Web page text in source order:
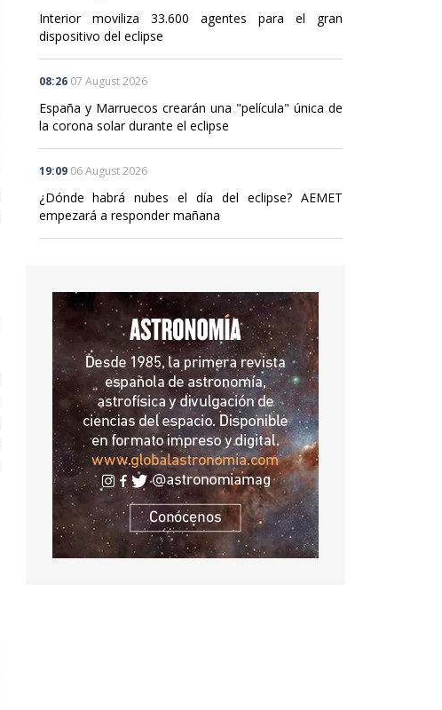
Interior moviliza 33.600 agentes para el gran
dispositivo del eclipse
08:26 07 August 2026
España y Marruecos crearán una "película" única de
la corona solar durante el eclipse
19:09 06 August 2026
¿Dónde habrá nubes el día del eclipse? AEMET
empezará a responder mañana